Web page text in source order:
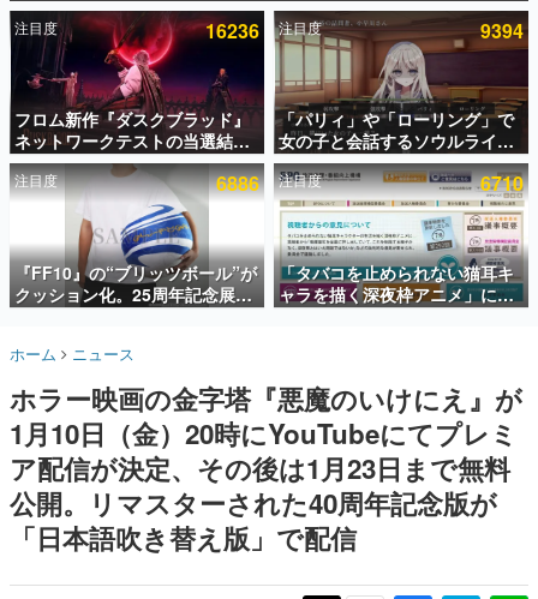
電ファミのいま読まれている記事ランキング
アプリセール情報
インタビュー
連載・特集一覧
殿堂入り記事
SNS拡散数が数千以上！ ページビュー数万以上！ などな
ど。多くの人々に読まれた、電ファミ渾身の“殿堂入り”記
事をまとめました。
名作ゲームクリエイターの方々に製作時のエピソードをお
きます。
赫本
この物語を解いてはいけない。『赫本』は、〈試験問題〉
の形をした短編ホラー小説集です。
新世代に訊く
これからのデジタルゲーム市場を担う若きクリエイター達
注目度 16236
フロム新作『ダスクブラッド』
ネットワークテストの当選結果
が8月7日22時に発表。応募サイ
トのマイページから確認可能、
テスト実施は8月21日～24日
注目度 9394
「パリィ」や「ローリング」で
女の子と会話するソウルライク
恋愛ゲーム『小早川さんはソウ
ルライク』無料公開。返事に失
敗すると「YOU DIED」
注目度 6886
『FF10』の“ブリッツボール”が
クッション化。25周年記念展
「FINAL FANTASY X
ズ情報が一部公開
注目度 6710
「タバコを止められない猫耳キ
ャラを描く深夜枠アニメ」に視
聴者の一部から批判意見。違法
ホーム ニュース
ホラー映画の金字塔『悪魔のいけにえ』が
1月10日（金）20時にYouTubeにてプレミ
ア配信が決定、その後は1月23日まで無料
公開。リマスターされた40周年記念版が
「日本語吹き替え版」で配信